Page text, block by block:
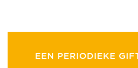
EEN PERIODIEKE GIFT